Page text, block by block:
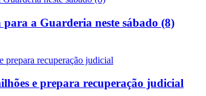
a Guarderia neste sábado (8)
e prepara recuperação judicial